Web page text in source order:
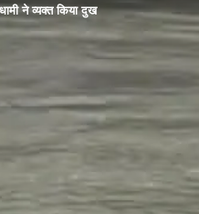
ने व्यक्त किया दुख